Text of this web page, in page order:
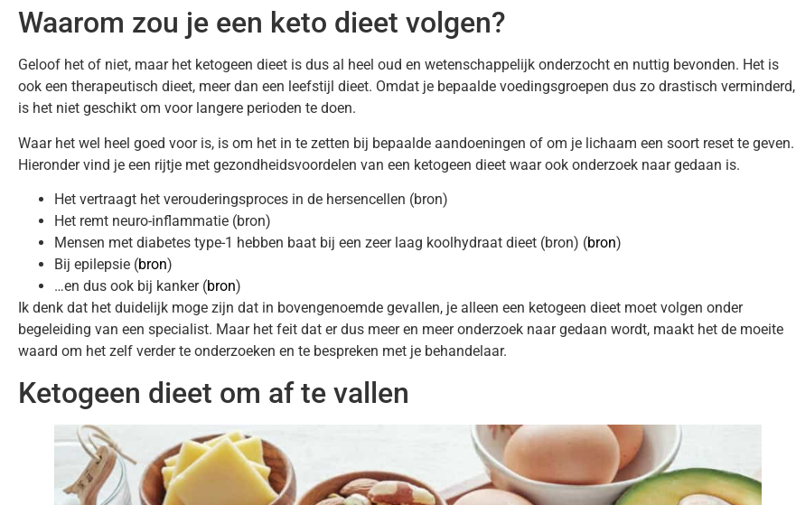
Waarom zou je een keto dieet volgen?
Geloof het of niet, maar het ketogeen dieet is dus al heel oud en wetenschappelijk onderzocht en nuttig bevonden. Het is
ook een therapeutisch dieet, meer dan een leefstijl dieet. Omdat je bepaalde voedingsgroepen dus zo drastisch verminderd,
is het niet geschikt om voor langere perioden te doen.
Waar het wel heel goed voor is, is om het in te zetten bij bepaalde aandoeningen of om je lichaam een soort reset te geven.
Hieronder vind je een rijtje met gezondheidsvoordelen van een ketogeen dieet waar ook onderzoek naar gedaan is.
Het vertraagt het verouderingsproces in de hersencellen (bron)
Het remt neuro-inflammatie (bron)
Mensen met diabetes type-1 hebben baat bij een zeer laag koolhydraat dieet (bron) (bron)
Bij epilepsie (bron)
…en dus ook bij kanker (bron)
Ik denk dat het duidelijk moge zijn dat in bovengenoemde gevallen, je alleen een ketogeen dieet moet volgen onder
begeleiding van een specialist. Maar het feit dat er dus meer en meer onderzoek naar gedaan wordt, maakt het de moeite
waard om het zelf verder te onderzoeken en te bespreken met je behandelaar.
Ketogeen dieet om af te vallen